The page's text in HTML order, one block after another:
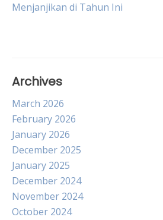
navigation
Menjanjikan di Tahun Ini
Archives
March 2026
February 2026
January 2026
December 2025
January 2025
December 2024
November 2024
October 2024